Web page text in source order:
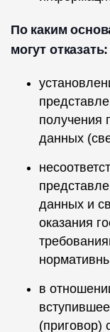
По каким
могут отказать:
получения
данных
данных и
оказания
в
(приговор)